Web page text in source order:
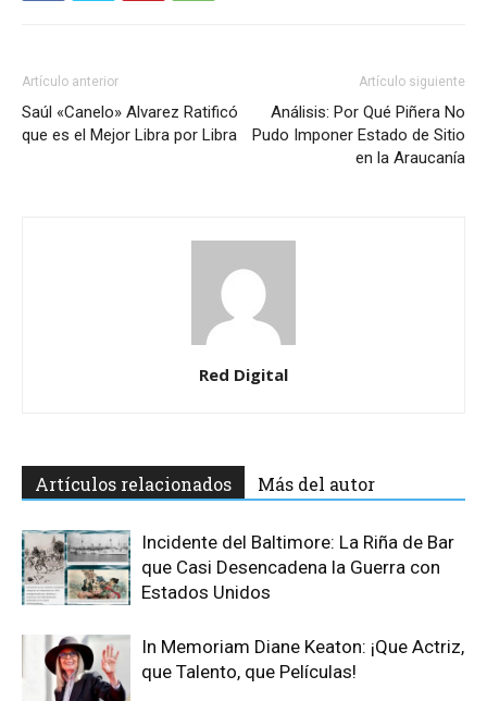
Artículo anterior
Saúl «Canelo» Alvarez Ratificó
que es el Mejor Libra por Libra
Artículo siguiente
Análisis: Por Qué Piñera No
Pudo Imponer Estado de Sitio
en la Araucanía
Red Digital
Artículos relacionados Más del autor
Incidente del Baltimore: La Riña de Bar
que Casi Desencadena la Guerra con
Estados Unidos
In Memoriam Diane Keaton: ¡Que Actriz,
que Talento, que Películas!